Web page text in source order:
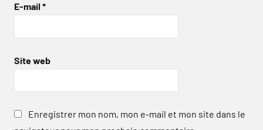
E-mail *
Site web
Enregistrer mon nom, mon e-mail et mon site dans le